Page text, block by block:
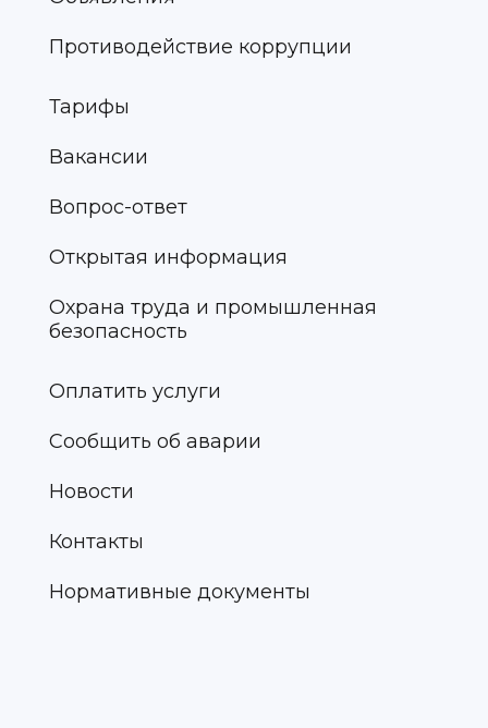
Противодействие коррупции
Тарифы
Вакансии
Вопрос-ответ
Открытая информация
Охрана труда и промышленная
безопасность
Оплатить услуги
Сообщить об аварии
Новости
Контакты
Нормативные документы